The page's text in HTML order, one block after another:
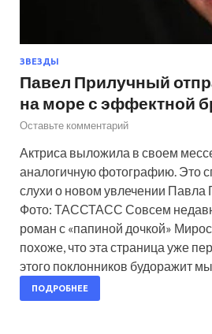
ЗВЕЗДЫ
Павел Прилучный
на море с эффектной
Оставьте комментарий
Актриса выложила в своем
аналогичную фотографию. Это
слухи о новом увлечении Павла
Фото: ТАССТАСС Совсем
роман с «папиной дочкой»
похоже, что эта страница уже
этого поклонников будоражит
ПОДРОБНЕЕ